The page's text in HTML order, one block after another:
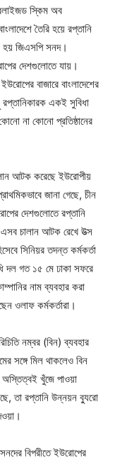
স্কিম অব
তৈরি হয়ে রপ্তানি
হয় জিএসপি সনদ।
দেশগুলোতে যায়।
বাজারে বাংলাদেশের
একই সুবিধা
না কোনো প্রতিষ্ঠানের
আটক করেছে ইউরোপীয়
জানা গেছে, চীন
দেশগুলোতে রপ্তানি
চালান আটক রেখে উত্স
সিনিয়র তদন্ত কর্মকর্তা
দল গত ১৫ মে ঢাকা সফরে
নাম ব্যবহার করা
ওলাফ কর্মকর্তারা।
নম্বর (বিন) ব্যবহার
সঙ্গে মিল থাকলেও বিন
অস্তিত্বই খুঁজে পাওয়া
তা রপ্তানি উন্নয়ন ব্যুরো
বিপরীতে ইউরোপের